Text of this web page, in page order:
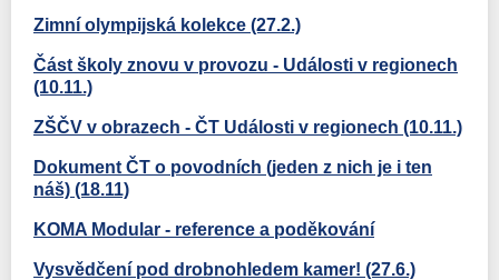
Zimní olympijská kolekce (27.2.)
Část školy znovu v provozu - Události v regionech
(10.11.)
ZŠČV v obrazech - ČT Události v regionech (10.11.)
Dokument ČT o povodních (jeden z nich je i ten
náš) (18.11)
KOMA Modular - reference a poděkování
Vysvědčení pod drobnohledem kamer! (27.6.)